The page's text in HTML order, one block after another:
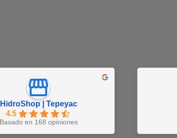
HidroShop | Tepeyac
4.5
Basado en 168 opiniones